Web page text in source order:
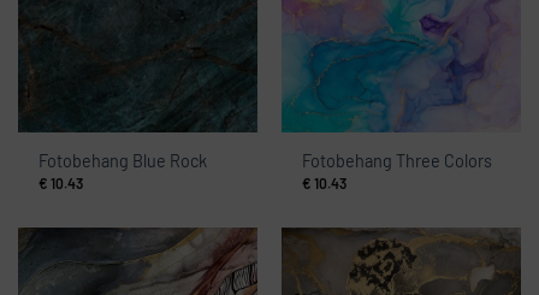
Fotobehang Blue Rock
€ 10.43
Fotobehang Three Colors
€ 10.43